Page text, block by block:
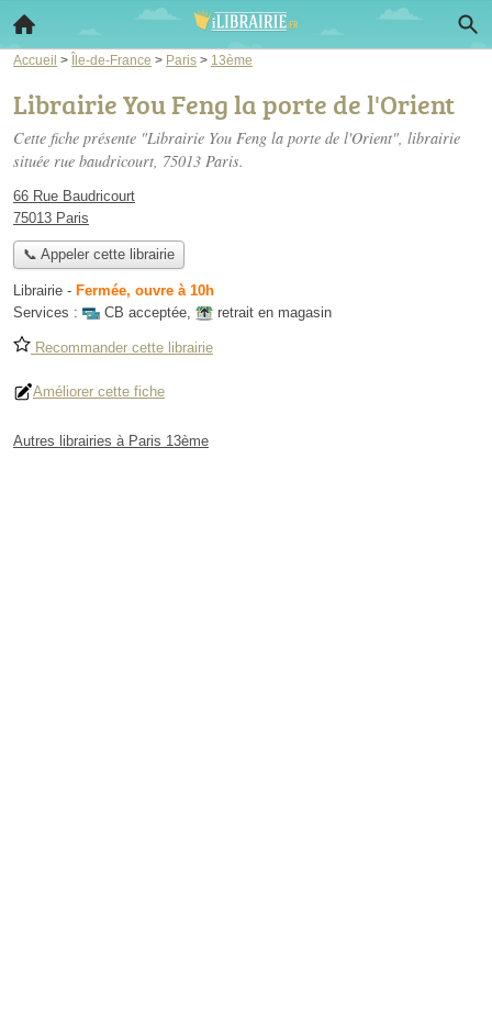
Accueil > Île-de-France > Paris > 13ème
Librairie You Feng la porte de l'Orient
Cette fiche présente "Librairie You Feng la porte de l'Orient", librairie
située rue baudricourt, 75013 Paris.
66 Rue Baudricourt
75013 Paris
📞 Appeler cette librairie
Librairie - Fermée, ouvre à 10h
Services :
CB acceptée, retrait en magasin
Recommander cette librairie
Améliorer cette fiche
Autres librairies à Paris 13ème